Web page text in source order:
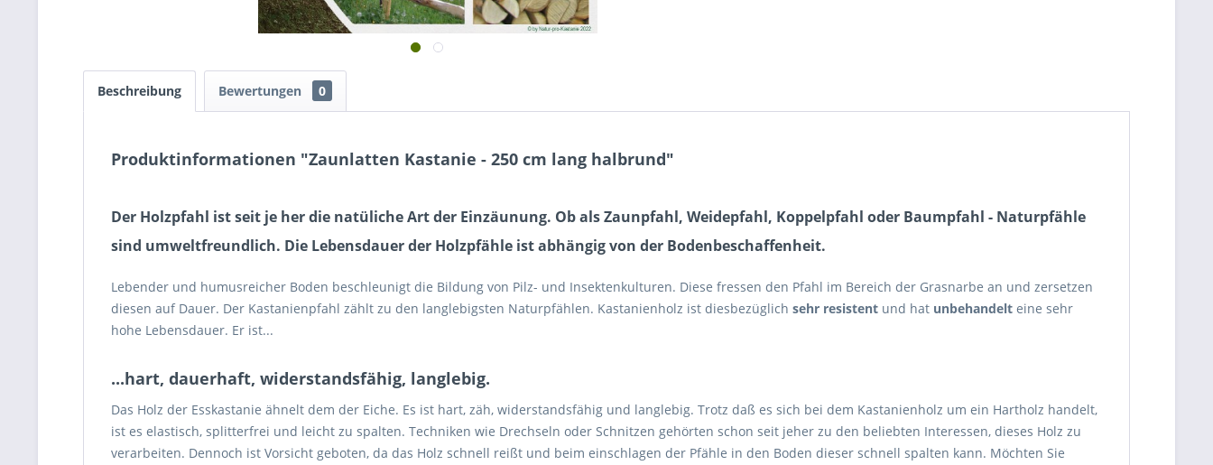
Beschreibung Bewertungen 0
Produktinformationen "Zaunlatten Kastanie - 250 cm lang halbrund"
Der Holzpfahl ist seit je her die natüliche Art der Einzäunung. Ob als Zaunpfahl, Weidepfahl, Koppelpfahl oder Baumpfahl - Naturpfähle
sind umweltfreundlich. Die Lebensdauer der Holzpfähle ist abhängig von der Bodenbeschaffenheit.
Lebender und humusreicher Boden beschleunigt die Bildung von Pilz- und Insektenkulturen. Diese fressen den Pfahl im Bereich der Grasnarbe an und zersetzen
diesen auf Dauer. Der Kastanienpfahl zählt zu den langlebigsten Naturpfählen. Kastanienholz ist diesbezüglich sehr resistent und hat unbehandelt eine sehr
hohe Lebensdauer. Er ist...
...hart, dauerhaft, widerstandsfähig, langlebig.
Das Holz der Esskastanie ähnelt dem der Eiche. Es ist hart, zäh, widerstandsfähig und langlebig. Trotz daß es sich bei dem Kastanienholz um ein Hartholz handelt,
ist es elastisch, splitterfrei und leicht zu spalten. Techniken wie Drechseln oder Schnitzen gehörten schon seit jeher zu den beliebten Interessen, dieses Holz zu
verarbeiten. Dennoch ist Vorsicht geboten, da das Holz schnell reißt und beim einschlagen der Pfähle in den Boden dieser schnell spalten kann. Möchten Sie